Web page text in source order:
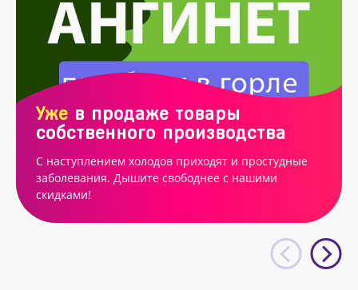
Уже в продаже товары
собственного производства
С наступлением холодов приходят и простудные
заболевания. Дышите свободнее с нашими
скидками!